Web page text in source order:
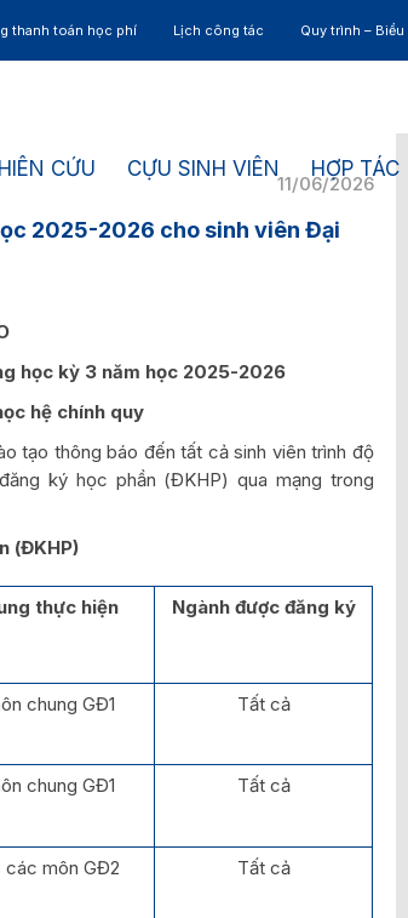
thanh toán học phí Lịch công tác Quy trình – Biểu
CỨU CỰU SINH VIÊN HỢP TÁC
11/06/2026
2025-2026 cho sinh viên Đại
học kỳ 3 năm học 2025-2026
hệ chính quy
tạo thông báo đến tất cả sinh viên trình độ
ký học phần (ĐKHP) qua mạng trong
(ĐKHP)
thực hiện Ngành được đăng ký
chung GĐ1 Tất cả
chung GĐ1 Tất cả
các môn GĐ2 Tất cả